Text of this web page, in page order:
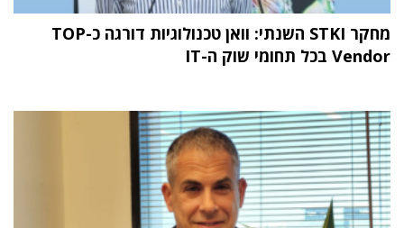
מחקר STKI השנתי: וואן טכנולוגיות דורגה כ-TOP
Vendor בכל תחומי שוק ה-IT